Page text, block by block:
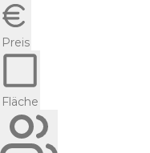
Preis
Fläche